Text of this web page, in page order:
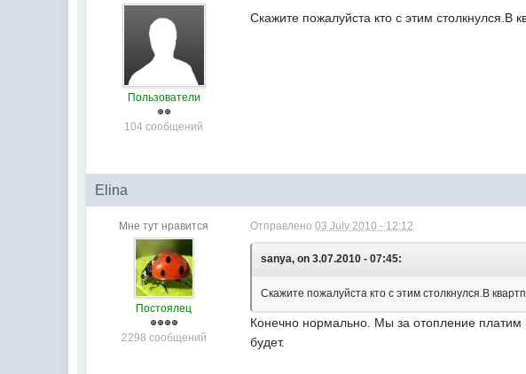
Пользователи
104 сообщений
Скажите пожалуйста кто с этим
Elina
Мне тут нравится
Постоялец
2298 сообщений
Отправлено03 July 2010 - 12:12
sanya, on 3.07.2010 - 07:45:
Скажите пожалуйста кто с этим столкнулся.В
Конечно нормально. Мы за отопление платим
будет.